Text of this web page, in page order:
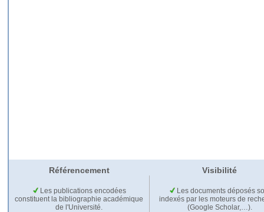
Référencement Visibilité
Les publications encodées
constituent la bibliographie académique
de l'Université.
Les documents déposés
indexés par les moteurs de
(Google Scholar,…).